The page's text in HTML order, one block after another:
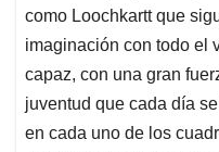
como Loochkartt que
imaginación con todo el
capaz, con una gran
juventud que cada día
en cada uno de los